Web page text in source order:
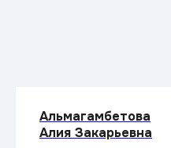
Альмагамбетова
Алия Закарьевна